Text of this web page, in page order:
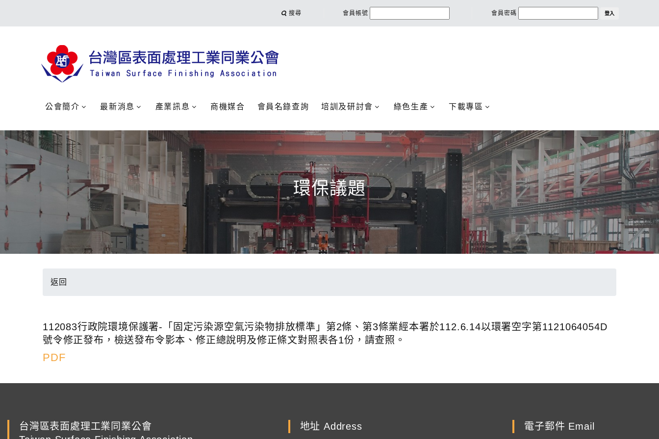
搜尋 會員帳號 會員密碼 登入
公會簡介 最新消息 產業訊息 商機媒合 會員名錄查詢 培訓及研討會 綠色生產 下載專區
環保議題
返回
112083行政院環境保護署-「固定污染源空氣污染物排放標準」第2條、第3條業經本署於112.6.14以環署空字第1121064054D
號令修正發布，檢送發布令影本、修正總說明及修正條文對照表各1份，請查照。
PDF
台灣區表面處理工業同業公會
地址 Address 電子郵件 Email